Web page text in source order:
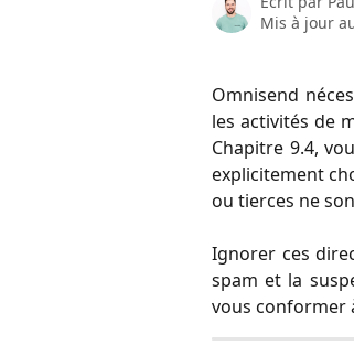
Mis à jour
Omnisend
les activités de
Chapitre 9.4,
explicitement
ou tierces ne
Ignorer ces
spam et la
vous conformer